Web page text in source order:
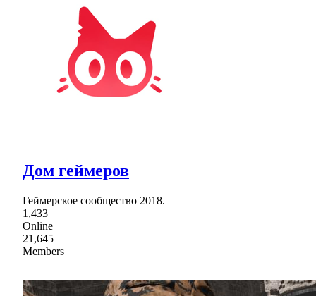
Дом геймеров
Геймерское сообщество 2018.
1,433
Online
21,645
Members